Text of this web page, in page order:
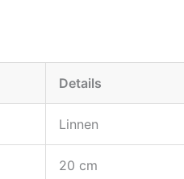
Details
Linnen
20 cm